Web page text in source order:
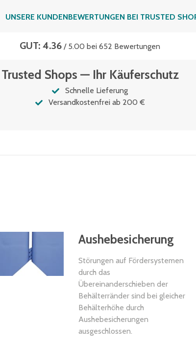
UNSERE KUNDENBEWERTUNGEN BEI TRUSTED
GUT: 4.36 / 5.00 bei 652 Bewertungen
Trusted Shops — Ihr Käuferschutz
Schnelle Lieferung
Versandkostenfrei ab 200 €
Aushebesicherung
Störungen auf Fördersystemen
durch das
Übereinanderschieben der
Behälterränder sind bei gleicher
Behälterhöhe durch
Aushebesicherungen
ausgeschlossen.